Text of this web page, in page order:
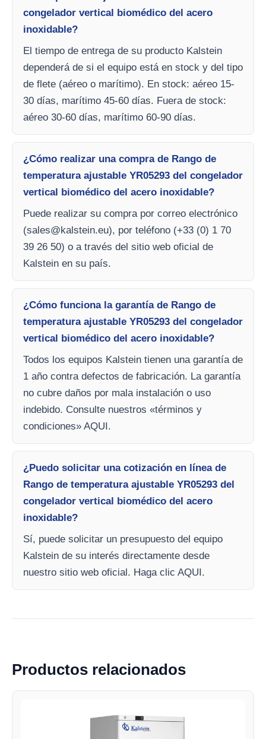
congelador vertical biomédico del acero
inoxidable?
El tiempo de entrega de su producto Kalstein
dependerá de si el equipo está en stock y del tipo
de flete (aéreo o marítimo). En stock: aéreo 15-
30 días, marítimo 45-60 días. Fuera de stock:
aéreo 30-60 días, marítimo 60-90 días.
¿Cómo realizar una compra de Rango de
temperatura ajustable YR05293 del congelador
vertical biomédico del acero inoxidable?
Puede realizar su compra por correo electrónico
(sales@kalstein.eu), por teléfono (+33 (0) 1 70
39 26 50) o a través del sitio web oficial de
Kalstein en su país.
¿Cómo funciona la garantía de Rango de
temperatura ajustable YR05293 del congelador
vertical biomédico del acero inoxidable?
Todos los equipos Kalstein tienen una garantía de
1 año contra defectos de fabricación. La garantía
no cubre daños por mala instalación o uso
indebido. Consulte nuestros «términos y
condiciones» AQUI.
¿Puedo solicitar una cotización en línea de
Rango de temperatura ajustable YR05293 del
congelador vertical biomédico del acero
inoxidable?
Sí, puede solicitar un presupuesto del equipo
Kalstein de su interés directamente desde
nuestro sitio web oficial. Haga clic AQUI.
Productos relacionados